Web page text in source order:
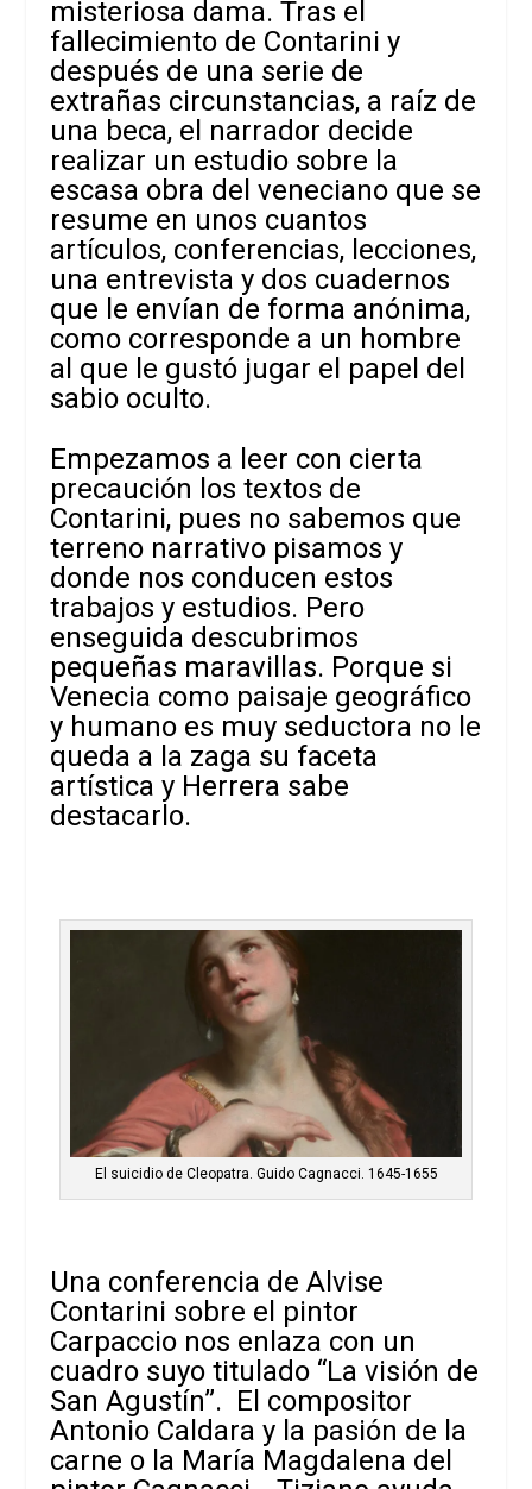
misteriosa dama. Tras el
fallecimiento de Contarini y
después de una serie de
extrañas circunstancias, a raíz de
una beca, el narrador decide
realizar un estudio sobre la
escasa obra del veneciano que se
resume en unos cuantos
artículos, conferencias, lecciones,
una entrevista y dos cuadernos
que le envían de forma anónima,
como corresponde a un hombre
al que le gustó jugar el papel del
sabio oculto.
Empezamos a leer con cierta
precaución los textos de
Contarini, pues no sabemos que
terreno narrativo pisamos y
donde nos conducen estos
trabajos y estudios. Pero
enseguida descubrimos
pequeñas maravillas. Porque si
Venecia como paisaje geográfico
y humano es muy seductora no le
queda a la zaga su faceta
artística y Herrera sabe
destacarlo.
El suicidio de Cleopatra. Guido Cagnacci. 1645-1655
Una conferencia de Alvise
Contarini sobre el pintor
Carpaccio nos enlaza con un
cuadro suyo titulado “La visión de
San Agustín”. El compositor
Antonio Caldara y la pasión de la
carne o la María Magdalena del